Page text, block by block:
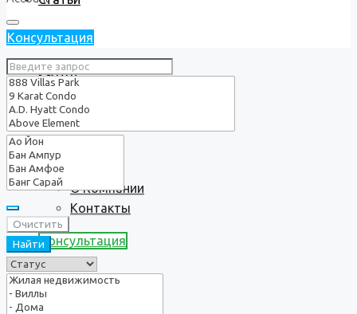
Услуги
О нас
О Компании
Контакты
Консультация
Консультация
Очистить
Найти